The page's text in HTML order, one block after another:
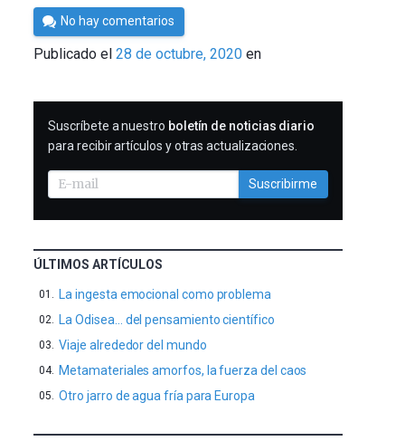
Por
César
Tomé
No hay comentarios
Publicado el28 de octubre, 2020 en
SUSCRIBIRME
Suscríbete a nuestro boletín de noticias diario
para recibir artículos y otras actualizaciones.
Suscribirme
ÚLTIMOS ARTÍCULOS
La ingesta emocional como problema
La Odisea… del pensamiento científico
Viaje alrededor del mundo
Metamateriales amorfos, la fuerza del caos
Otro jarro de agua fría para Europa